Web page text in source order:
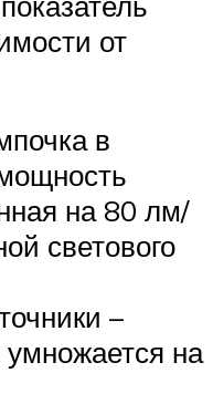
от
в
на 80 лм/
светового
–
на